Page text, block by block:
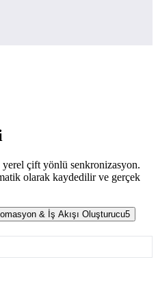
çift yönlü senkronizasyon.
olarak kaydedilir ve gerçek
& İş Akışı Oluşturucu5